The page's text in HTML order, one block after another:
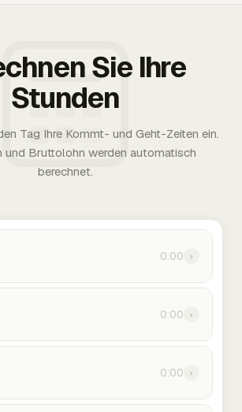
Sie Ihre
Stunden
Tag Ihre Kommt- und Geht-Zeiten ein.
und Bruttolohn werden automatisch
berechnet.
0:00 ›
0:00 ›
0:00 ›